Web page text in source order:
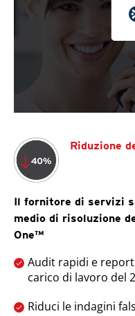
Riduzione
Il fornitore di servizi
medio di risoluzione
One™
Audit rapidi e
carico di lavoro del
Riduci le indagini